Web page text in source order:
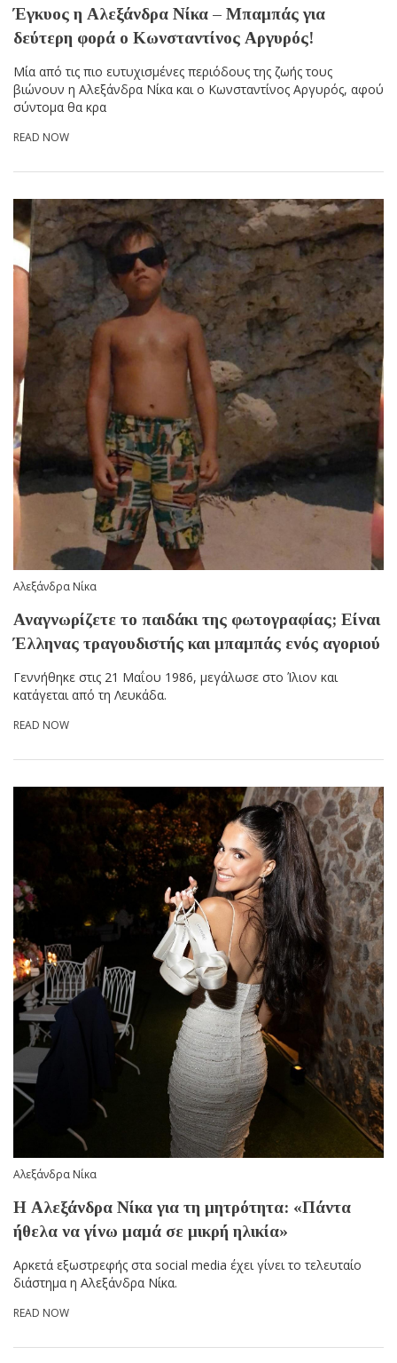
Έγκυος η Αλεξάνδρα Νίκα – Μπαμπάς για
δεύτερη φορά ο Κωνσταντίνος Αργυρός!
Μία από τις πιο ευτυχισμένες περιόδους της ζωής τους
βιώνουν η Αλεξάνδρα Νίκα και ο Κωνσταντίνος Αργυρός, αφού
σύντομα θα κρα
READ NOW
Αλεξάνδρα Νίκα
Αναγνωρίζετε το παιδάκι της φωτογραφίας; Είναι
Έλληνας τραγουδιστής και μπαμπάς ενός αγοριού
Γεννήθηκε στις 21 Μαΐου 1986, μεγάλωσε στο Ίλιον και
κατάγεται από τη Λευκάδα.
READ NOW
Αλεξάνδρα Νίκα
Η Αλεξάνδρα Νίκα για τη μητρότητα: «Πάντα
ήθελα να γίνω μαμά σε μικρή ηλικία»
Αρκετά εξωστρεφής στα social media έχει γίνει το τελευταίο
διάστημα η Αλεξάνδρα Νίκα.
READ NOW